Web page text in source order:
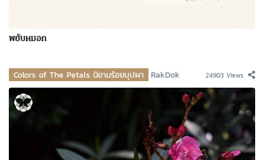
พยับหมอก
Colors of The Petals นิยามร้อยบุปผา RakDok 24903 Views